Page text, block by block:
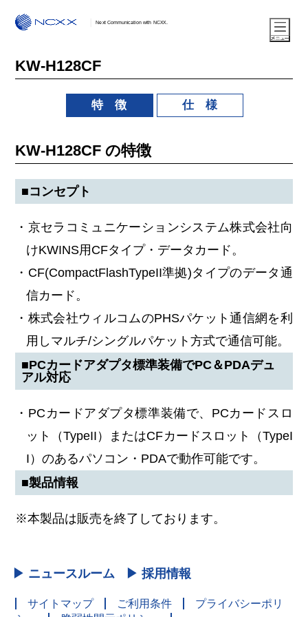
Next Communication with NCXX.
KW-H128CF
特 徴 仕 様
KW-H128CF の特徴
■コンセプト
・京セラコミュニケーションシステム株式会社向
けKWINS用CFタイプ・データカード。
・CF(CompactFlashTypeII準拠)タイプのデータ通
信カード。
・株式会社ウィルコムのPHSパケット通信網を利
用しマルチ/シングルパケット方式で通信可能。
■PCカードアダプタ標準装備でPC＆PDAデュ
アル対応
・PCカードアダプタ標準装備で、PCカードスロ
ット（TypeII）またはCFカードスロット（TypeI
I）のあるパソコン・PDAで動作可能です。
■製品情報
※本製品は販売を終了しております。
▶ ニュースルーム ▶ 採用情報
サイトマップ ご利用条件
プライバシーポリ